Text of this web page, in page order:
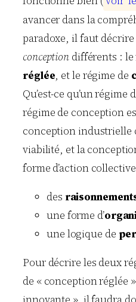
avancer dans la
paradoxe, il faut
conception différents : le
réglée, et le régime de
Qu’est-ce qu’un régime
régime de conception
conception industrielle
viabilité, et la
forme d’action
des
une forme d’
une logique de
Pour décrire les deux
de « conception réglée